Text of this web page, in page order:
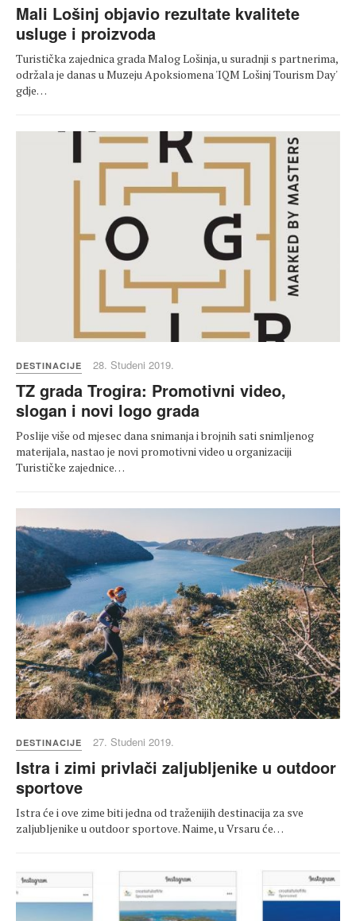
Mali Lošinj objavio rezultate kvalitete
usluge i proizvoda
Turistička zajednica grada Malog Lošinja, u suradnji s partnerima,
održala je danas u Muzeju Apoksiomena 'IQM Lošinj Tourism Day'
gdje…
DESTINACIJE 28. Studeni 2019.
TZ grada Trogira: Promotivni video,
slogan i novi logo grada
Poslije više od mjesec dana snimanja i brojnih sati snimljenog
materijala, nastao je novi promotivni video u organizaciji
Turističke zajednice…
DESTINACIJE 27. Studeni 2019.
Istra i zimi privlači zaljubljenike u outdoor
sportove
Istra će i ove zime biti jedna od traženijih destinacija za sve
zaljubljenike u outdoor sportove. Naime, u Vrsaru će…